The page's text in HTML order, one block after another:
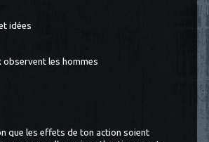
idées
observent les hommes
que les effets de ton action soient